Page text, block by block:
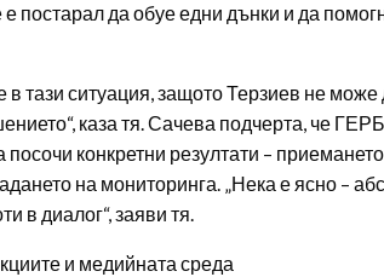
постарал да обуе едни дънки и да
тази ситуация, защото Терзиев не
каза тя. Сачева подчерта, че
посочи конкретни резултати –
на мониторинга. „Нека е ясно –
в диалог“, заяви тя.
и медийната среда